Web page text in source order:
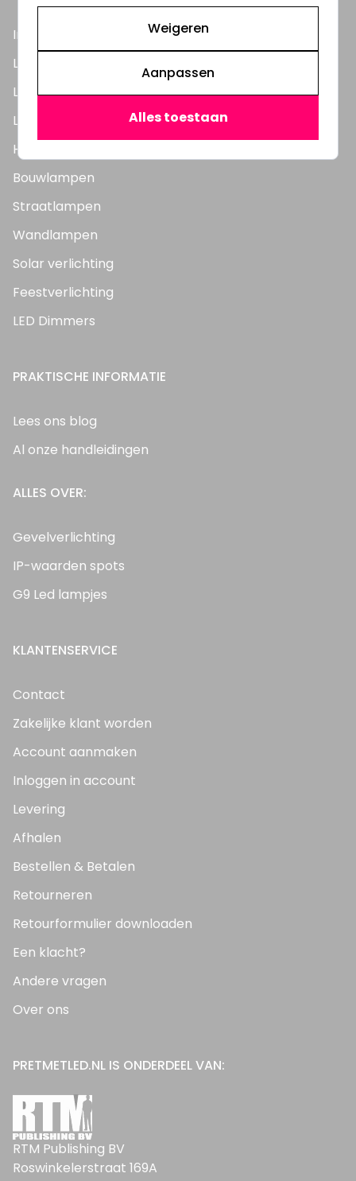
Inbouwspots
LED Lampen
LED TL Buizen
LED Panelen
Highbay's / Ufo's
Bouwlampen
Straatlampen
Wandlampen
Solar verlichting
Feestverlichting
LED Dimmers
PRAKTISCHE INFORMATIE
Lees ons blog
Al onze handleidingen
ALLES OVER:
Gevelverlichting
IP-waarden spots
G9 Led lampjes
KLANTENSERVICE
Contact
Zakelijke klant worden
Account aanmaken
Inloggen in account
Levering
Afhalen
Bestellen & Betalen
Retourneren
Retourformulier downloaden
Een klacht?
Andere vragen
Over ons
PRETMETLED.NL IS ONDERDEEL VAN:
RTM Publishing BV
Roswinkelerstraat 169A
Weigeren
Aanpassen
Alles toestaan